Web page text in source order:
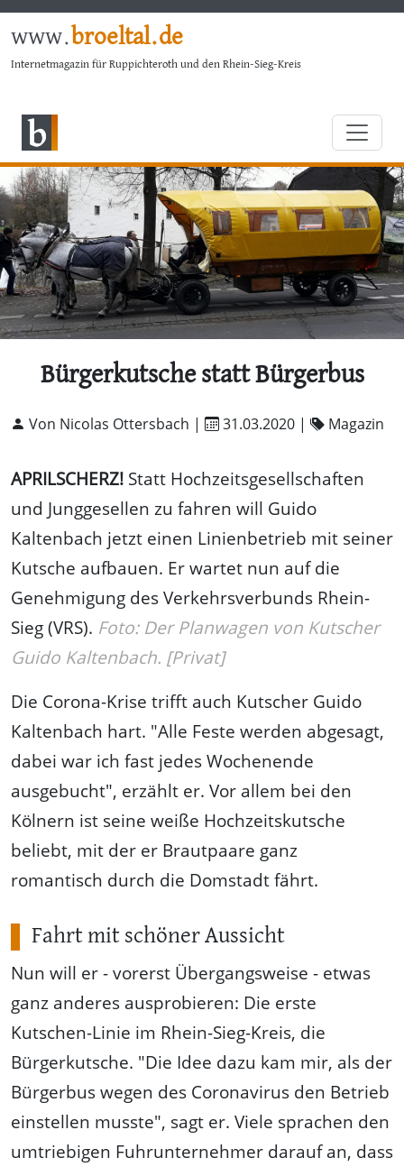
www.broeltal.de
Internetmagazin für Ruppichteroth und den Rhein-Sieg-Kreis
Bürgerkutsche statt Bürgerbus
Von Nicolas Ottersbach | 31.03.2020 | Magazin
APRILSCHERZ! Statt Hochzeitsgesellschaften
und Junggesellen zu fahren will Guido
Kaltenbach jetzt einen Linienbetrieb mit seiner
Kutsche aufbauen. Er wartet nun auf die
Genehmigung des Verkehrsverbunds Rhein-
Sieg (VRS). Foto: Der Planwagen von Kutscher
Guido Kaltenbach. [Privat]
Die Corona-Krise trifft auch Kutscher Guido
Kaltenbach hart. "Alle Feste werden abgesagt,
dabei war ich fast jedes Wochenende
ausgebucht", erzählt er. Vor allem bei den
Kölnern ist seine weiße Hochzeitskutsche
beliebt, mit der er Brautpaare ganz
romantisch durch die Domstadt fährt.
Fahrt mit schöner Aussicht
Nun will er - vorerst Übergangsweise - etwas
ganz anderes ausprobieren: Die erste
Kutschen-Linie im Rhein-Sieg-Kreis, die
Bürgerkutsche. "Die Idee dazu kam mir, als der
Bürgerbus wegen des Coronavirus den Betrieb
einstellen musste", sagt er. Viele sprachen den
umtriebigen Fuhrunternehmer darauf an, dass